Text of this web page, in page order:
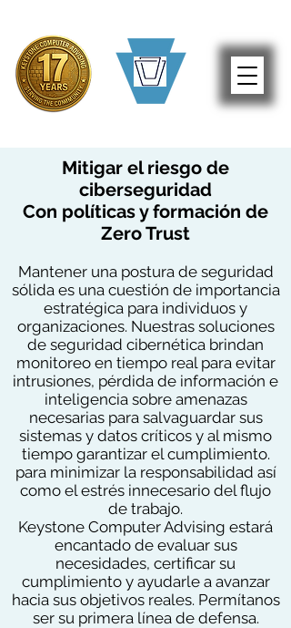
Mitigar el riesgo de
ciberseguridad
Con políticas y formación de
Zero Trust
Mantener una postura de seguridad
sólida es una cuestión de importancia
estratégica para individuos y
organizaciones. Nuestras soluciones
de seguridad cibernética brindan
monitoreo en tiempo real para evitar
intrusiones, pérdida de información e
inteligencia sobre amenazas
necesarias para salvaguardar sus
sistemas y datos críticos y al mismo
tiempo garantizar el cumplimiento.
para minimizar la responsabilidad así
como el estrés innecesario del flujo
de trabajo.
Keystone Computer Advising estará
encantado de evaluar sus
necesidades, certificar su
cumplimiento y ayudarle a avanzar
hacia sus objetivos reales. Permítanos
ser su primera línea de defensa.